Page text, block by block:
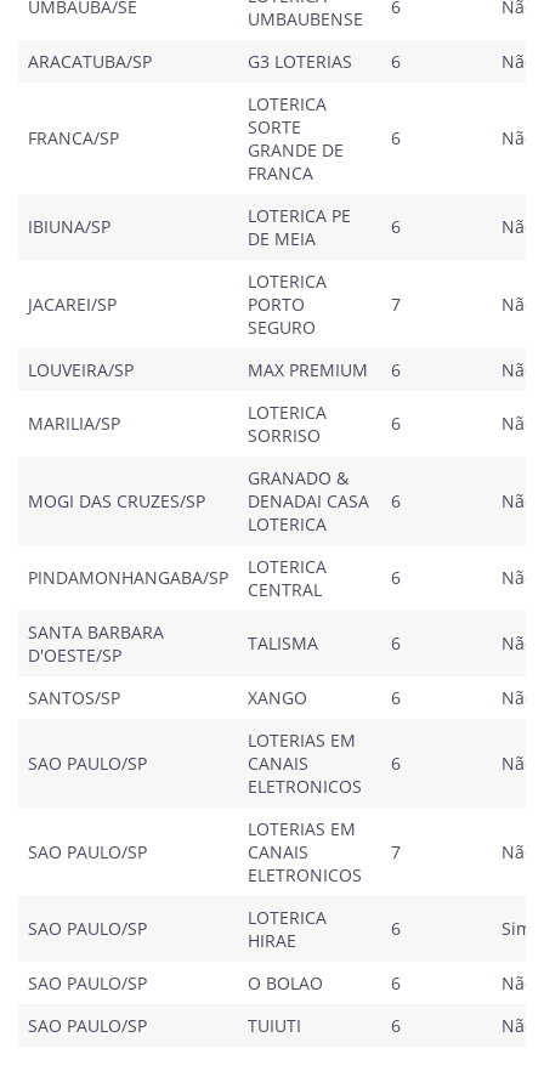
UMBAUBA/SE
UMBAUBENSE
6 Não
ARACATUBA/SP G3 LOTERIAS 6 Não
FRANCA/SP
LOTERICA
SORTE
GRANDE DE
FRANCA
6 Não
IBIUNA/SP
LOTERICA PE
DE MEIA
6 Não
JACAREI/SP
LOTERICA
PORTO
SEGURO
7 Não
LOUVEIRA/SP MAX PREMIUM 6 Não
MARILIA/SP
LOTERICA
SORRISO
6 Não
MOGI DAS CRUZES/SP
GRANADO &
DENADAI CASA
LOTERICA
6 Não
PINDAMONHANGABA/SP
LOTERICA
CENTRAL
6 Não
SANTA BARBARA
D'OESTE/SP
TALISMA 6 Não
SANTOS/SP XANGO 6 Não
SAO PAULO/SP
LOTERIAS EM
CANAIS
ELETRONICOS
6 Não
SAO PAULO/SP
LOTERIAS EM
CANAIS
ELETRONICOS
7 Não
SAO PAULO/SP
LOTERICA
HIRAE
6 Sim
SAO PAULO/SP O BOLAO 6
Não
SAO PAULO/SP
TUIUTI 6 Não